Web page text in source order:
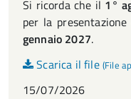
Si ricorda che il 1°
per la
gennaio 2027.
Scarica il file (File
15/07/2026